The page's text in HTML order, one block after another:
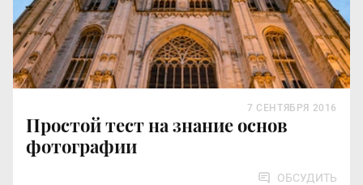
Простой тест на знание основ
фотографии
7 СЕНТЯБРЯ 2016
ОБСУДИТЬ